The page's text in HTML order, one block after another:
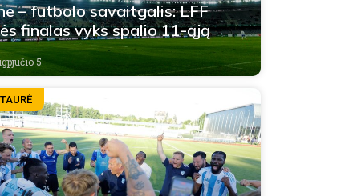
– futbolo savaitgalis: LFF
finalas vyks spalio 11-ąją
5